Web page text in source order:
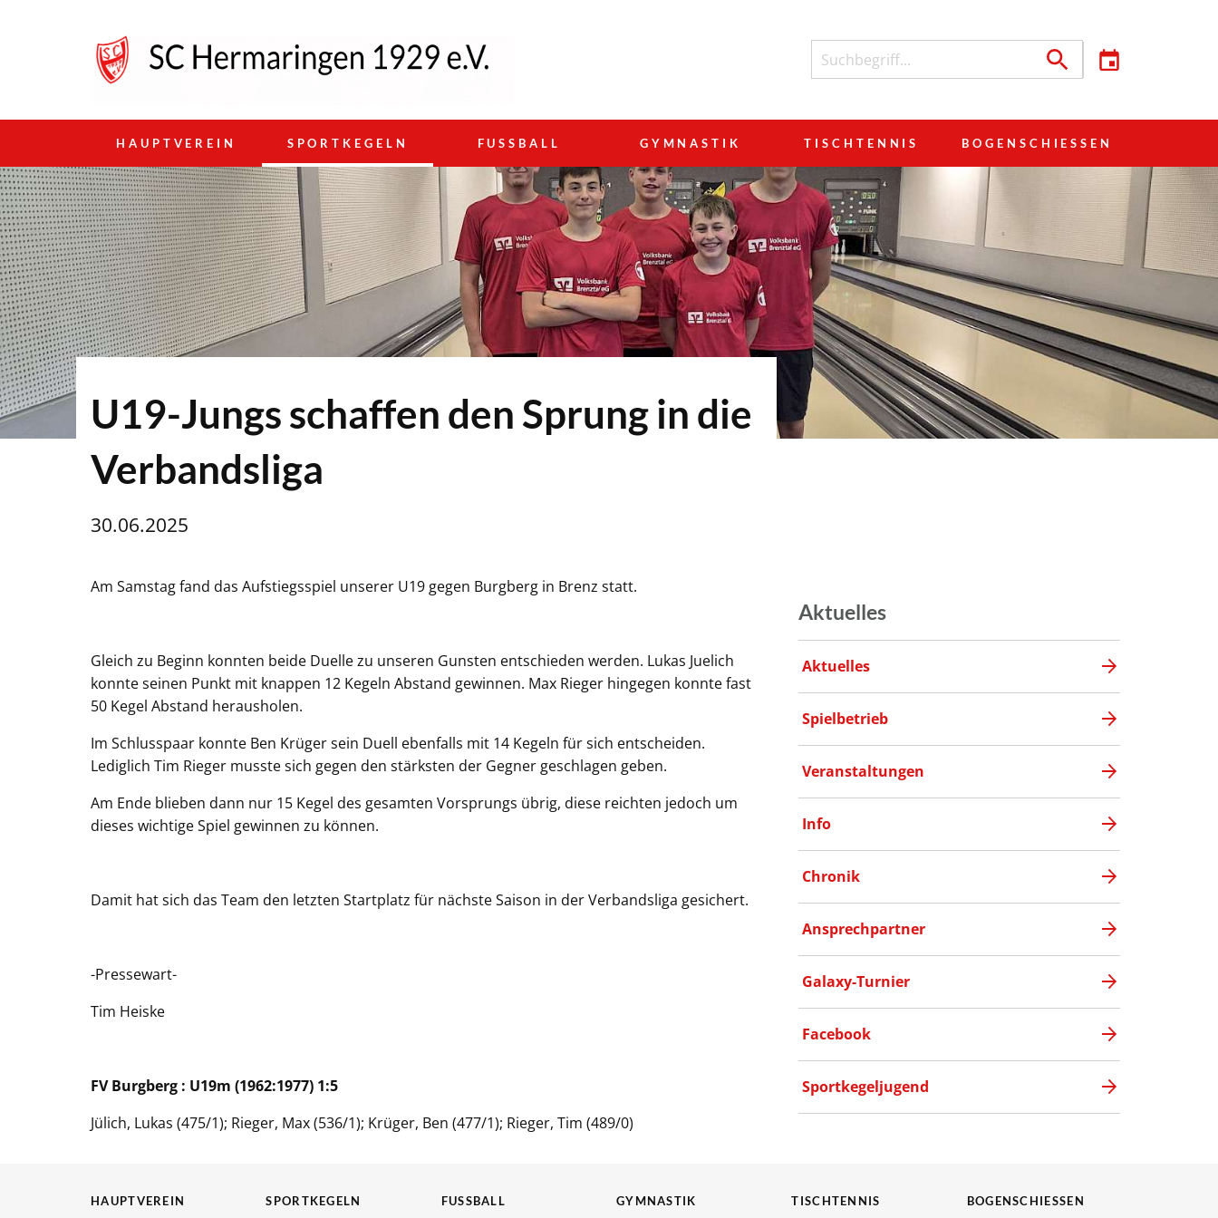
HAUPTVEREIN SPORTKEGELN FUSSBALL GYMNASTIK TISCHTENNIS BOGENSCHIESSEN
U19-Jungs schaffen den Sprung in die
Verbandsliga
30.06.2025
Am Samstag fand das Aufstiegsspiel unserer U19 gegen Burgberg in Brenz statt.
Gleich zu Beginn konnten beide Duelle zu unseren Gunsten entschieden werden. Lukas Juelich
konnte seinen Punkt mit knappen 12 Kegeln Abstand gewinnen. Max Rieger hingegen konnte fast
50 Kegel Abstand herausholen.
Im Schlusspaar konnte Ben Krüger sein Duell ebenfalls mit 14 Kegeln für sich entscheiden.
Lediglich Tim Rieger musste sich gegen den stärksten der Gegner geschlagen geben.
Am Ende blieben dann nur 15 Kegel des gesamten Vorsprungs übrig, diese reichten jedoch um
dieses wichtige Spiel gewinnen zu können.
Damit hat sich das Team den letzten Startplatz für nächste Saison in der Verbandsliga gesichert.
-Pressewart-
Tim Heiske
FV Burgberg : U19m (1962:1977) 1:5
Jülich, Lukas (475/1); Rieger, Max (536/1); Krüger, Ben (477/1); Rieger, Tim (489/0)
Aktuelles
Aktuelles
Spielbetrieb
Veranstaltungen
Info
Chronik
Ansprechpartner
Galaxy-Turnier
Facebook
Sportkegeljugend
HAUPTVEREIN SPORTKEGELN FUSSBALL GYMNASTIK TISCHTENNIS BOGENSCHIESSEN